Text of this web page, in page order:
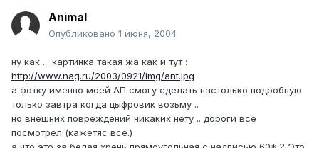
Animal
Опубликовано 1 июня, 2004
ну как ... картинка такая жа как и тут :
http://www.nag.ru/2003/0921/img/ant.jpg
а фотку именно моей АП смогу сделать настолько подробную
только завтра когда цыфровик возьму ..
но внешних повреждений никаких нету .. дороги все
посмотрел (кажетяс все.)